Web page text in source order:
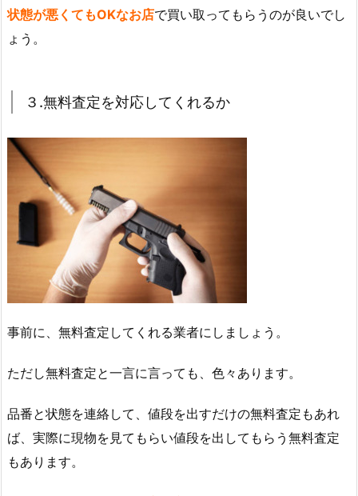
状態が悪くてもOKなお店で買い取ってもらうのが良いでし
ょう。
３.無料査定を対応してくれるか
事前に、無料査定してくれる業者にしましょう。
ただし無料査定と一言に言っても、色々あります。
品番と状態を連絡して、値段を出すだけの無料査定もあれ
ば、実際に現物を見てもらい値段を出してもらう無料査定
もあります。